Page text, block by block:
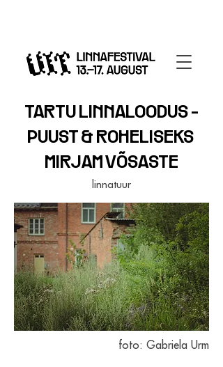
TARTU LINNALOODUS -
PUUST & ROHELISEKS
MIRJAM VÕSASTE
linnatuur
foto: Gabriela Urm